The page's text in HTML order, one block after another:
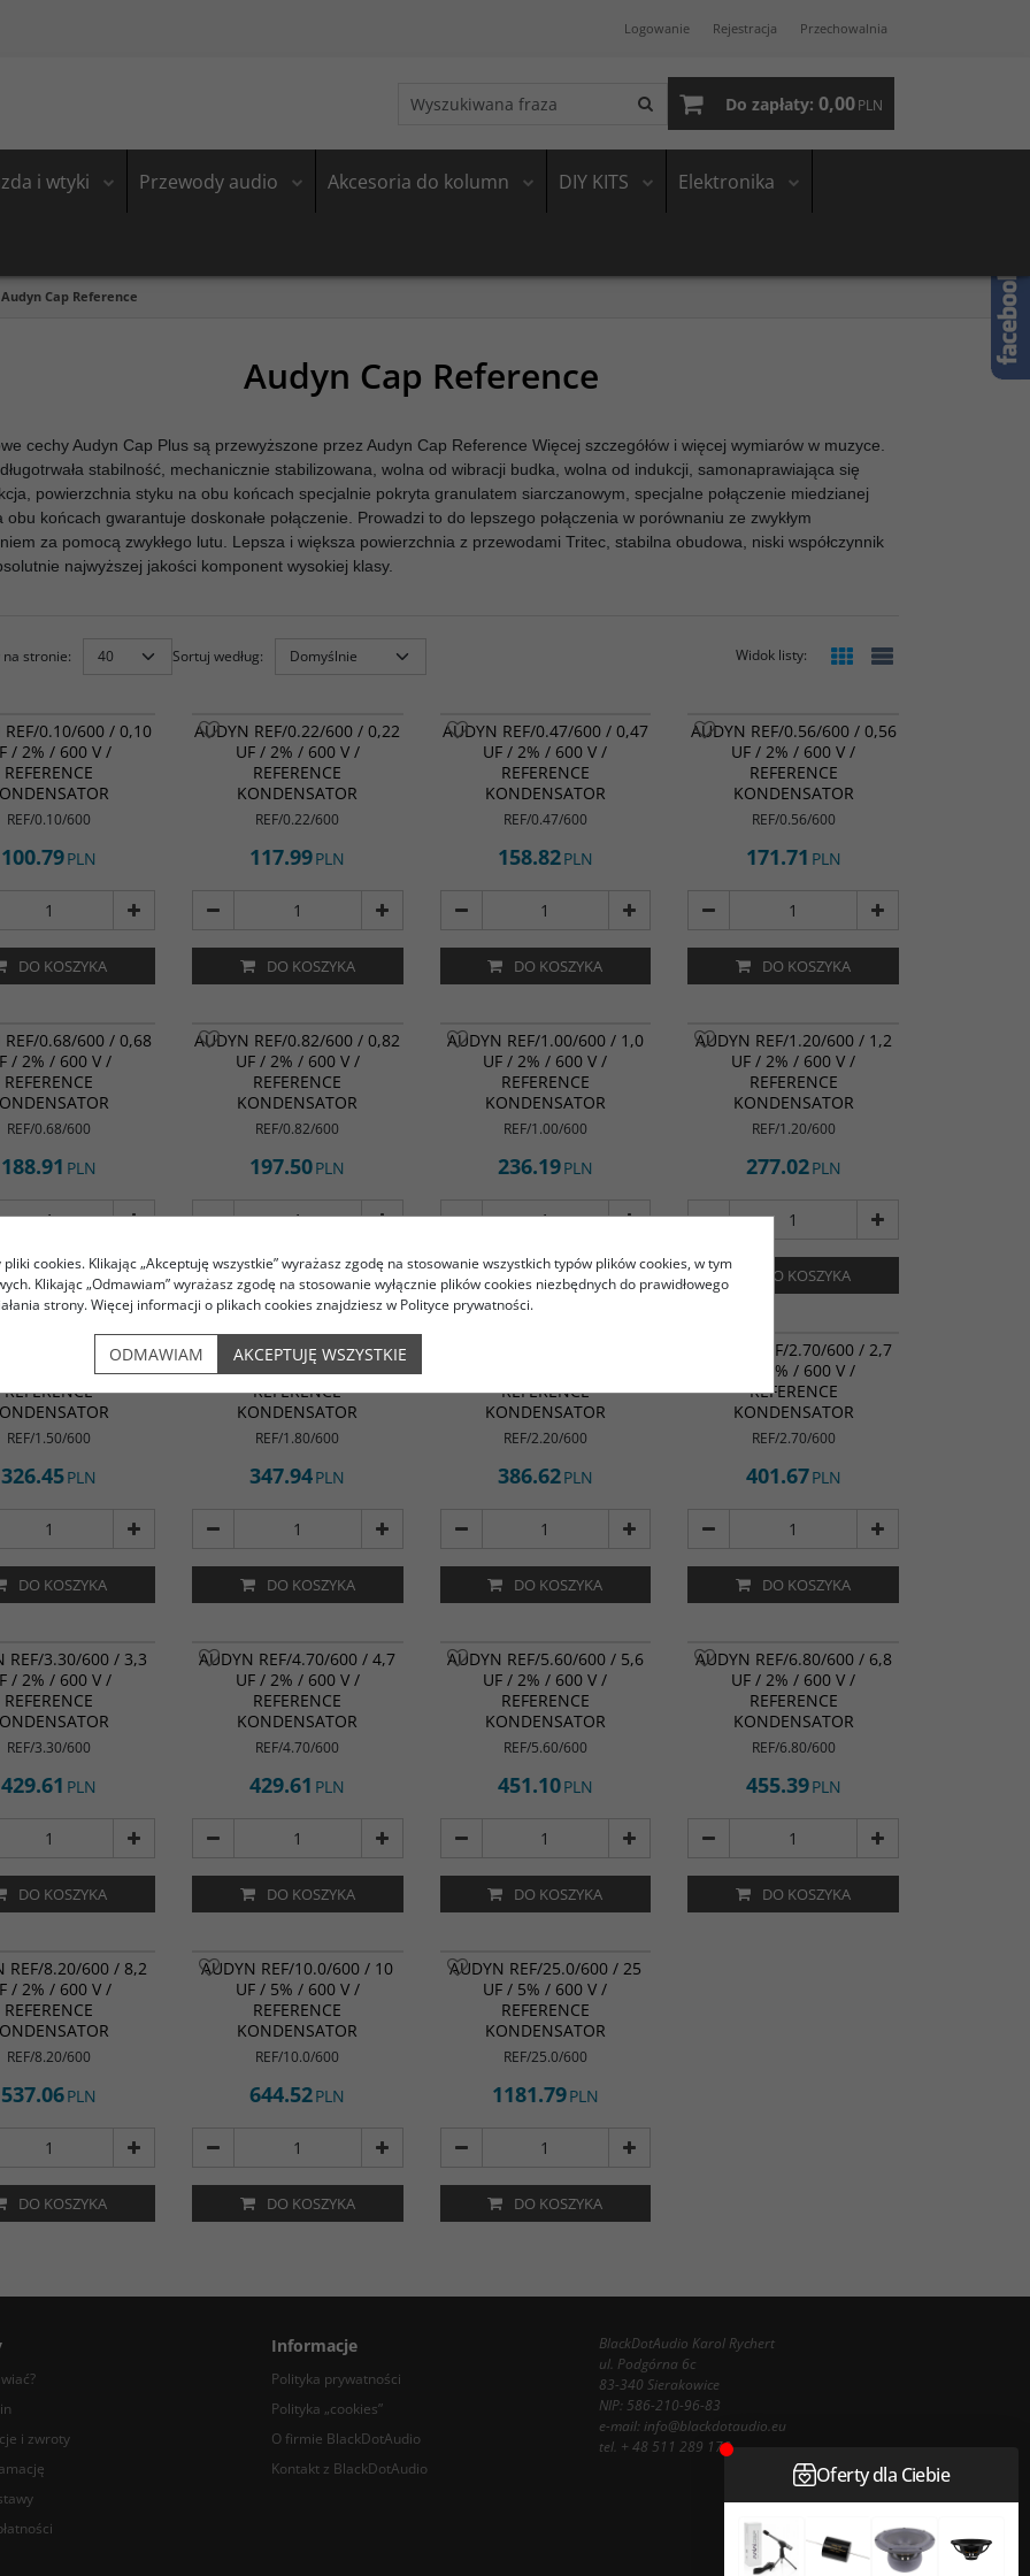
Logowanie Rejestracja Przechowalnia
Do zapłaty: 0,00PLN
i wtyki Przewody audio Akcesoria do kolumn DIY KITS Elektronika
Audyn Cap Reference
Audyn Cap Reference
cechy Audyn Cap Plus są przewyższone przez Audyn Cap Reference Więcej szczegółów i więcej wymiarów w muzyce.
stabilność, mechanicznie stabilizowana, wolna od wibracji budka, wolna od indukcji, samonaprawiająca się
powierzchnia styku na obu końcach specjalnie pokryta granulatem siarczanowym, specjalne połączenie miedzianej
obu końcach gwarantuje doskonałe połączenie. Prowadzi to do lepszego połączenia w porównaniu ze zwykłym
za pomocą zwykłego lutu. Lepsza i większa powierzchnia z przewodami Tritec, stabilna obudowa, niski współczynnik
najwyższej jakości komponent wysokiej klasy.
na stronie: Sortuj według: Widok listy:
REF/0.10/600 / 0,10
/ 2% / 600 V /
REFERENCE
REF/0.10/600
100.79PLN
DO KOSZYKA
AUDYN REF/0.22/600 / 0,22
UF / 2% / 600 V /
REFERENCE
KONDENSATOR
REF/0.22/600
117.99PLN
DO KOSZYKA
AUDYN REF/0.47/600 / 0,47
UF / 2% / 600 V /
REFERENCE
KONDENSATOR
REF/0.47/600
158.82PLN
DO KOSZYKA
AUDYN REF/0.56/600 / 0,56
UF / 2% / 600 V /
REFERENCE
KONDENSATOR
REF/0.56/600
171.71 PLN
DO KOSZYKA
REF/0.68/600 / 0,68
/ 2% / 600 V /
REFERENCE
REF/0.68/600
188.91 PLN
DO KOSZYKA
AUDYN REF/0.82/600 / 0,82
UF / 2% / 600 V /
REFERENCE
KONDENSATOR
REF/0.82/600
197.50PLN
DO KOSZYKA
AUDYN REF/1.00/600 / 1,0
UF / 2% / 600 V /
REFERENCE
KONDENSATOR
REF/1.00/600
236.19PLN
DO KOSZYKA
AUDYN REF/1.20/600 / 1,2
UF / 2% / 600 V /
REFERENCE
KONDENSATOR
REF/1.20/600
277.02PLN
DO KOSZYKA
REF/1.50/600 / 1,5
/ 2% / 600 V /
REFERENCE
REF/1.50/600
326.45PLN
DO KOSZYKA
AUDYN REF/1.80/600 / 1,8
UF / 2% / 600 V /
REFERENCE
KONDENSATOR
REF/1.80/600
347.94PLN
DO KOSZYKA
REFERENCE
KONDENSATOR
REF/2.20/600
386.62PLN
DO KOSZYKA
AUDYN REF/2.70/600 / 2,7
UF / 2% / 600 V /
REFERENCE
KONDENSATOR
REF/2.70/600
401.67PLN
DO KOSZYKA
REF/3.30/600 / 3,3
/ 2% / 600 V /
REFERENCE
REF/3.30/600
429.61 PLN
DO KOSZYKA
AUDYN REF/4.70/600 / 4,7
UF / 2% / 600 V /
REFERENCE
KONDENSATOR
REF/4.70/600
429.61 PLN
DO KOSZYKA
AUDYN REF/5.60/600 / 5,6
UF / 2% / 600 V /
REFERENCE
KONDENSATOR
REF/5.60/600
451.10PLN
DO KOSZYKA
AUDYN REF/6.80/600 / 6,8
UF / 2% / 600 V /
REFERENCE
KONDENSATOR
REF/6.80/600
455.39PLN
DO KOSZYKA
REF/8.20/600 / 8,2
/ 2% / 600 V /
REFERENCE
REF/8.20/600
537.06PLN
DO KOSZYKA
AUDYN REF/10.0/600 / 10
UF / 5% / 600 V /
REFERENCE
KONDENSATOR
REF/10.0/600
644.52PLN
DO KOSZYKA
AUDYN REF/25.0/600 / 25
UF / 5% / 600 V /
REFERENCE
KONDENSATOR
REF/25.0/600
1181.79PLN
DO KOSZYKA
i zwroty
Informacje
Polityka prywatności
Polityka „cookies”
O firmie BlackDotAudio
Kontakt z BlackDotAudio
BlackDotAudio Karol Rychert
ul. Podgórna 6c
83-340 Sierakowice
NIP: 586-210-96-83
e-mail:info@blackdotaudio.eu
tel. + 48 511 289 178
cookies. Klikając „Akceptuję wszystkie” wyrażasz zgodę na stosowanie wszystkich typów plików cookies, w tym
Klikając „Odmawiam” wyrażasz zgodę na stosowanie wyłącznie plików cookies niezbędnych do prawidłowego
strony. Więcej informacji o plikach cookies znajdziesz w Polityce prywatności.
ODMAWIAM AKCEPTUJĘ WSZYSTKIE